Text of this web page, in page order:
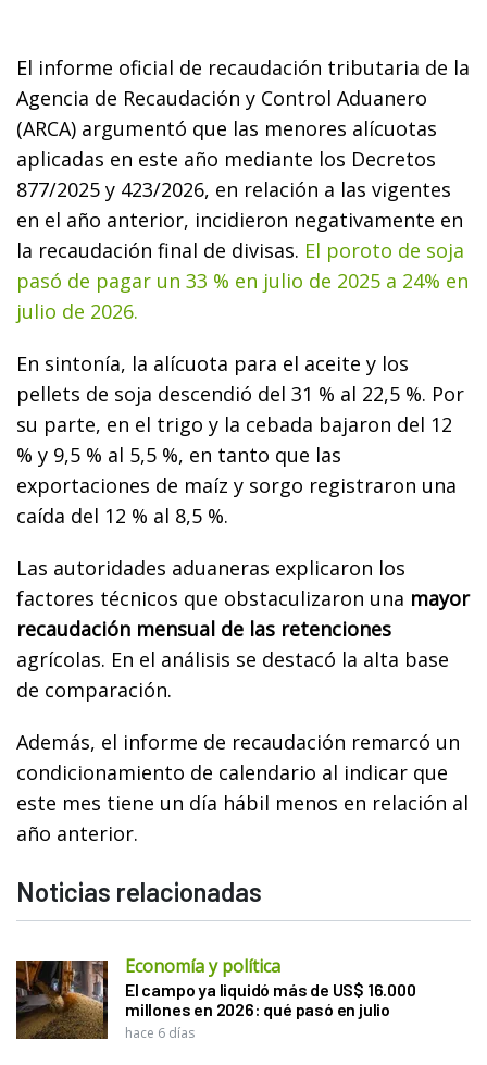
El informe oficial de recaudación tributaria de la
Agencia de Recaudación y Control Aduanero
(ARCA) argumentó que las menores alícuotas
aplicadas en este año mediante los Decretos
877/2025 y 423/2026, en relación a las vigentes
en el año anterior, incidieron negativamente en
la recaudación final de divisas. El poroto de soja
pasó de pagar un 33 % en julio de 2025 a 24% en
julio de 2026.
En sintonía, la alícuota para el aceite y los
pellets de soja descendió del 31 % al 22,5 %. Por
su parte, en el trigo y la cebada bajaron del 12
% y 9,5 % al 5,5 %, en tanto que las
exportaciones de maíz y sorgo registraron una
caída del 12 % al 8,5 %.
Las autoridades aduaneras explicaron los
factores técnicos que obstaculizaron una mayor
recaudación mensual de las retenciones
agrícolas. En el análisis se destacó la alta base
de comparación.
Además, el informe de recaudación remarcó un
condicionamiento de calendario al indicar que
este mes tiene un día hábil menos en relación al
año anterior.
Noticias relacionadas
Economía y política
El campo ya liquidó más de US$ 16.000
millones en 2026: qué pasó en julio
hace 6 días